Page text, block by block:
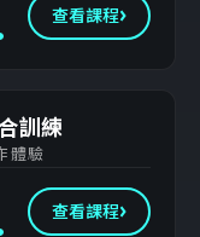
查看課程
訓練
體驗
查看課程